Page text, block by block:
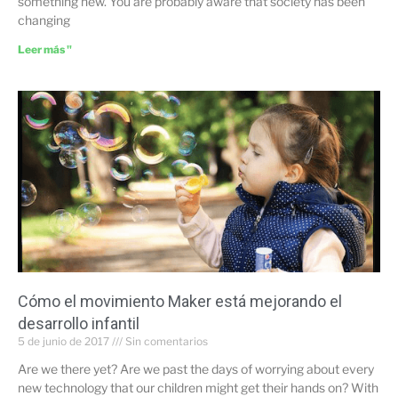
changing
Leer más "
Cómo el movimiento Maker está mejorando el
desarrollo infantil
5 de junio de 2017 Sin comentarios
Are we there yet? Are we past the days of worrying about every
new technology that our children might get their hands on? With